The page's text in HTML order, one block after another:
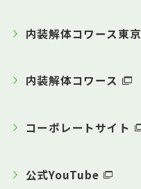
内装解体コワース東京
内装解体コワース
コーポレートサイト
公式YouTube